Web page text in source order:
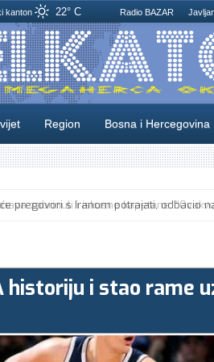
kanton 22° C Radio BAZAR
Region Bosna i Hercegovina
historiju i stao rame